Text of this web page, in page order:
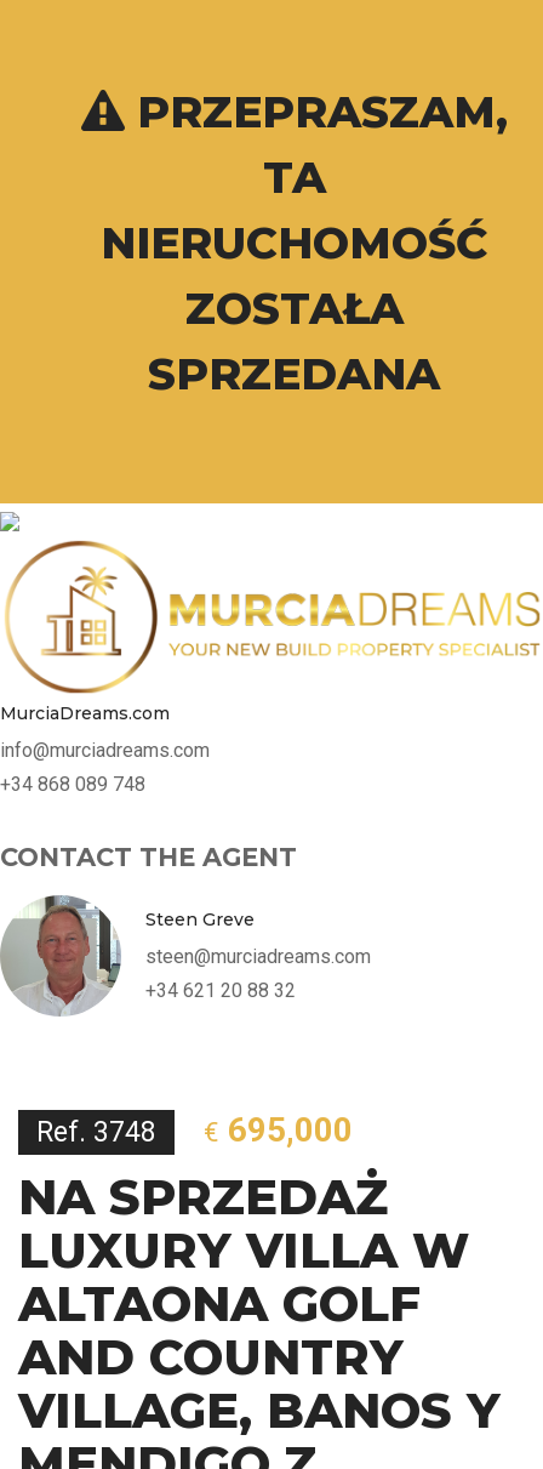
PRZEPRASZAM,
TA
NIERUCHOMOŚĆ
ZOSTAŁA
SPRZEDANA
MurciaDreams.com
info@murciadreams.com
+34 868 089 748
CONTACT THE AGENT
Steen Greve
steen@murciadreams.com
+34 621 20 88 32
Ref. 3748 € 695,000
NA SPRZEDAŻ
LUXURY VILLA W
ALTAONA GOLF
AND COUNTRY
VILLAGE, BANOS Y